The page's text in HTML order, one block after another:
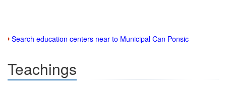
Search education centers near to Municipal Can Ponsic
Teachings